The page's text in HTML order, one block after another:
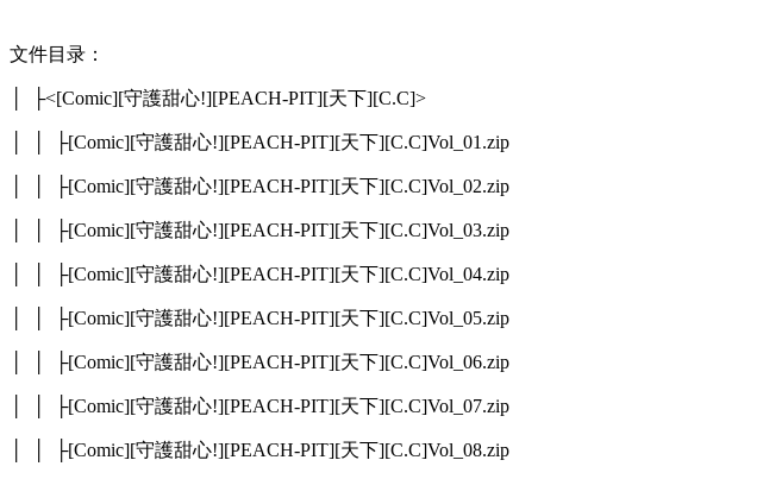
文件目录：
│ ├<[Comic][守護甜心!][PEACH-PIT][天下][C.C]>
│ │ ├[Comic][守護甜心!][PEACH-PIT][天下][C.C]Vol_01.zip
│ │ ├[Comic][守護甜心!][PEACH-PIT][天下][C.C]Vol_02.zip
│ │ ├[Comic][守護甜心!][PEACH-PIT][天下][C.C]Vol_03.zip
│ │ ├[Comic][守護甜心!][PEACH-PIT][天下][C.C]Vol_04.zip
│ │ ├[Comic][守護甜心!][PEACH-PIT][天下][C.C]Vol_05.zip
│ │ ├[Comic][守護甜心!][PEACH-PIT][天下][C.C]Vol_06.zip
│ │ ├[Comic][守護甜心!][PEACH-PIT][天下][C.C]Vol_07.zip
│ │ ├[Comic][守護甜心!][PEACH-PIT][天下][C.C]Vol_08.zip